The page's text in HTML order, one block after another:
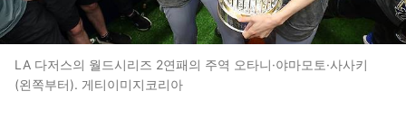
LA 다저스의 월드시리즈 2연패의 주역 오타니·야마모토·사사키
(왼쪽부터). 게티이미지코리아